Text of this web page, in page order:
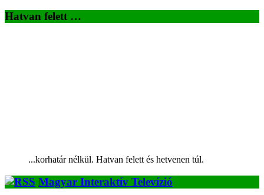
Hatvan felett …
...korhatár nélkül. Hatvan felett és hetvenen túl.
Magyar Interaktív Televízió